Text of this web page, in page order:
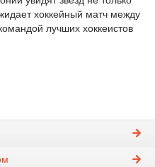
хоккейный матч между
лучших хоккеистов